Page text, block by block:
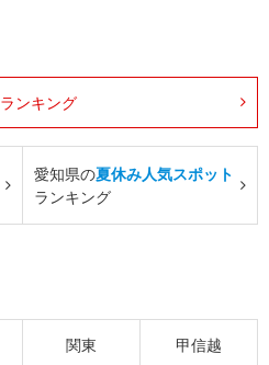
ランキング
愛知県の夏休み人気スポット
ランキング
関東 甲信越